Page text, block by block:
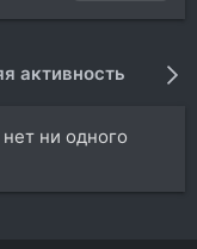
активность
ни одного